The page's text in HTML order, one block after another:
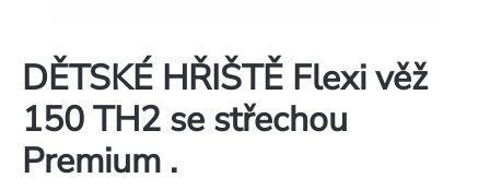
DĚTSKÉ HŘIŠTĚ Flexi věž
150 TH2 se střechou
Premium .